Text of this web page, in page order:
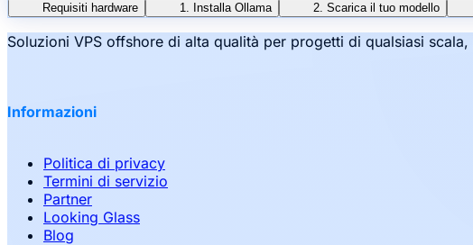
Requisiti hardware 1. Installa Ollama 2. Scarica il tuo modello
Soluzioni VPS offshore di alta qualità per progetti di qualsiasi
Informazioni
Politica di privacy
Termini di servizio
Partner
Looking Glass
Blog